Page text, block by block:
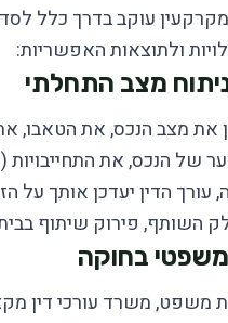
עוקב בדרך כלל
ולתוצאות האפשריות:
את מצב הנכס, את הטאבו,
של הנכס, את התחייבויות
הדין יעדכן אותך על
השותף, פירוק שיתוף
משפט, משרד עורכי דין